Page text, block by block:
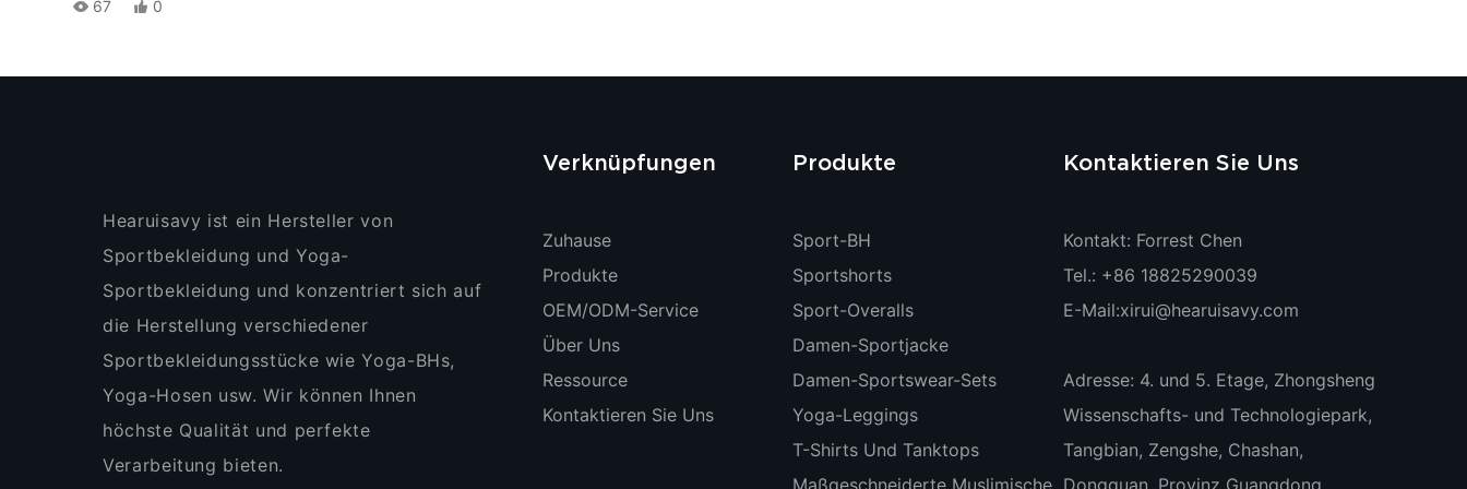
67
0
Hearuisavy ist ein Hersteller von
Sportbekleidung und Yoga-
Sportbekleidung und konzentriert sich auf
die Herstellung verschiedener
Sportbekleidungsstücke wie Yoga-BHs,
Yoga-Hosen usw. Wir können Ihnen
höchste Qualität und perfekte
Verarbeitung bieten.
Verknüpfungen
Zuhause
Produkte
OEM/ODM-Service
Über Uns
Ressource
Kontaktieren Sie Uns
Produkte
Sport-BH
Sportshorts
Sport-Overalls
Damen-Sportjacke
Damen-Sportswear-Sets
Yoga-Leggings
T-Shirts Und Tanktops
Maßgeschneiderte Muslimische
Kontaktieren Sie Uns
Kontakt: Forrest Chen
Tel.: +86 18825290039
E-Mail:xirui@hearuisavy.com
Adresse: 4. und 5. Etage, Zhongsheng
Wissenschafts- und Technologiepark,
Tangbian, Zengshe, Chashan,
Dongguan, Provinz Guangdong